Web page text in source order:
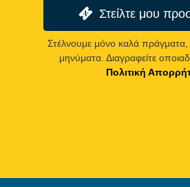
Στείλτε μου
Στέλνουμε μόνο καλά πράγματα,
μηνύματα. Διαγραφείτε
Πολιτική